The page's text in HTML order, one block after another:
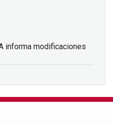
informa modificaciones